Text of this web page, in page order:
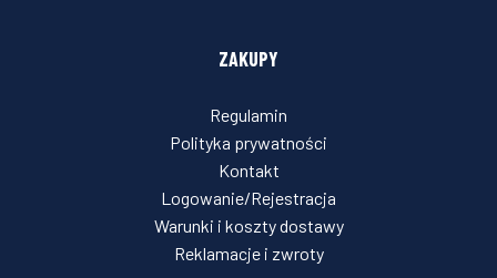
ZAKUPY
Regulamin
Polityka prywatności
Kontakt
Logowanie/Rejestracja
Warunki i koszty dostawy
Reklamacje i zwroty